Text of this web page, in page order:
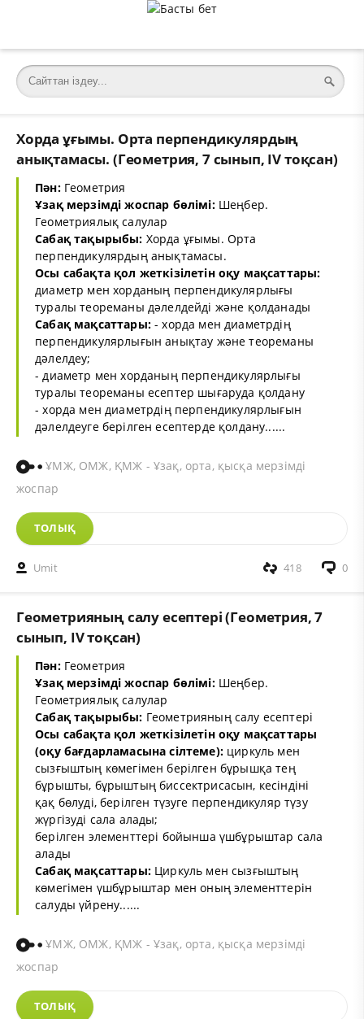
Хорда ұғымы. Орта перпендикулярдың
анықтамасы. (Геометрия, 7 сынып, IV тоқсан)
Пән:Геометрия
Ұзақ мерзімді жоспар бөлімі:Шеңбер.
Геометриялық салулар
Сабақ тақырыбы: Хорда ұғымы. Орта
перпендикулярдың анықтамасы.
Осы сабақта қол жеткізілетін оқу мақсаттары:
диаметр мен хорданың перпендикулярлығы
туралы теореманы дәлелдейді және қолданады
Сабақ мақсаттары:- хорда мен диаметрдің
перпендикулярлығын анықтау және теореманы
дәлелдеу;
- диаметр мен хорданың перпендикулярлығы
туралы теореманы есептер шығаруда қолдану
- хорда мен диаметрдің перпендикулярлығын
дәлелдеуге берілген есептерде қолдану......
ҰМЖ, ОМЖ, ҚМЖ - Ұзақ, орта, қысқа мерзімді
жоспар
ТОЛЫҚ
Umit 0
418
Геометрияның салу есептері (Геометрия, 7
сынып, IV тоқсан)
Пән: Геометрия
Ұзақ мерзімді жоспар бөлімі:Шеңбер.
Геометриялық салулар
Сабақ тақырыбы: Геометрияның салу есептері
Осы сабақта қол жеткізілетін оқу мақсаттары
(оқу бағдарламасына сілтеме):циркуль мен
сызғыштың көмегімен берілген бұрышқа тең
бұрышты, бұрыштың биссектрисасын, кесіндіні
қақ бөлуді, берілген түзуге перпендикуляр түзу
жүргізуді сала алады;
берілген элементтері бойынша үшбұрыштар сала
алады
Сабақ мақсаттары:Циркуль мен сызғыштың
көмегімен үшбұрыштар мен оның элементтерін
салуды үйрену......
ҰМЖ, ОМЖ, ҚМЖ - Ұзақ, орта, қысқа мерзімді
жоспар
ТОЛЫҚ